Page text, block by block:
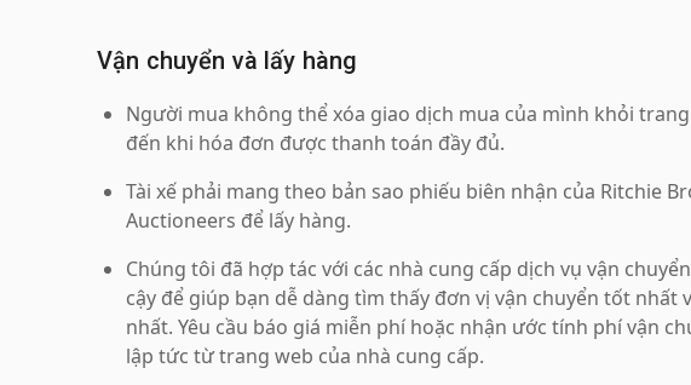
Vận chuyển và lấy hàng
Người mua không thể xóa giao dịch mua của mình khỏi
đến khi hóa đơn được thanh toán đầy đủ.
Tài xế phải mang theo bản sao phiếu biên nhận của Ritchie
Auctioneers để lấy hàng.
Chúng tôi đã hợp tác với các nhà cung cấp dịch vụ vận
cậy để giúp bạn dễ dàng tìm thấy đơn vị vận chuyển tốt nhất
nhất. Yêu cầu báo giá miễn phí hoặc nhận ước tính phí vận
lập tức từ trang web của nhà cung cấp.